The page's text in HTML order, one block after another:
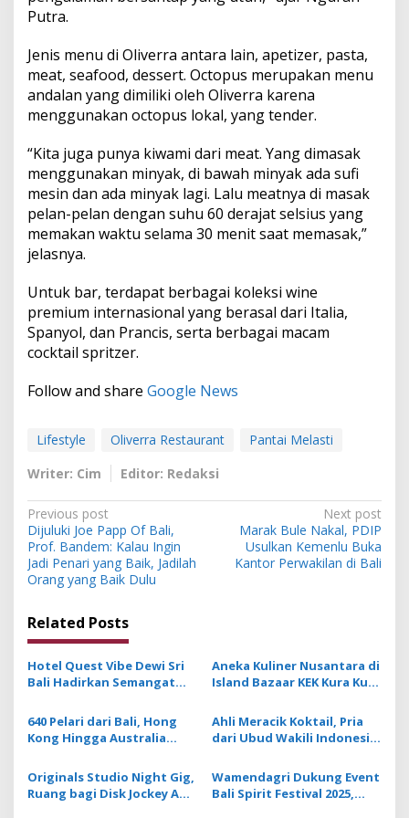
Putra.
Jenis menu di Oliverra antara lain, apetizer, pasta,
meat, seafood, dessert. Octopus merupakan menu
andalan yang dimiliki oleh Oliverra karena
menggunakan octopus lokal, yang tender.
“Kita juga punya kiwami dari meat. Yang dimasak
menggunakan minyak, di bawah minyak ada sufi
mesin dan ada minyak lagi. Lalu meatnya di masak
pelan-pelan dengan suhu 60 derajat selsius yang
memakan waktu selama 30 menit saat memasak,”
jelasnya.
Untuk bar, terdapat berbagai koleksi wine
premium internasional yang berasal dari Italia,
Spanyol, dan Prancis, serta berbagai macam
cocktail spritzer.
Follow and share Google News
Lifestyle Oliverra Restaurant
Pantai Melasti
Writer: Cim
Editor: Redaksi
P
o
s
t
n
a
v
i
g
a
t
i
Previous post
Dijuluki Joe Papp Of Bali,
Prof. Bandem: Kalau Ingin
Jadi Penari yang Baik, Jadilah
Orang yang Baik Dulu
Next post
Marak Bule Nakal, PDIP
Usulkan Kemenlu Buka
Kantor Perwakilan di Bali
Related Posts
Hotel Quest Vibe Dewi Sri
Bali Hadirkan Semangat
Keautentikan Budaya Bali
Aneka Kuliner Nusantara di
Island Bazaar KEK Kura Kura
640 Pelari dari Bali, Hong
Kong Hingga Australia
Run di Kuta
Ahli Meracik Koktail, Pria
dari Ubud Wakili Indonesia
MyWay Global Finals 2025 di
Prancis
Originals Studio Night Gig,
Ruang bagi Disk Jockey Adu
Wamendagri Dukung Event
Bali Spirit Festival 2025,